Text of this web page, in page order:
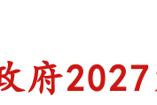
府